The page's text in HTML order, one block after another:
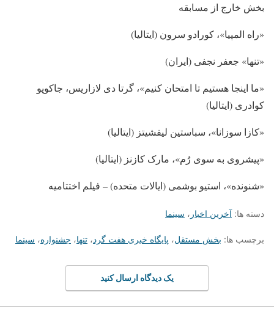
بخش خارج از مسابقه
«راه المپیا»، کورادو سرون (ایتالیا)
«تنها» جعفر نجفی (ایران)
«ما اینجا هستیم تا امتحان کنیم»، گرتا دی لازاریس، جاکوپو
کوادری (ایتالیا)
«کازا سوزانا»، سباستین لیفشیتز (ایتالیا)
«پیشروی به سوی رُم»، مارک کازنز (ایتالیا)
«شنونده»، استیو بوشمی (ایالات متحده) – فیلم اختتامیه
دسته ها: آخرین اخبار ، سینما
برچسب ها: بخش مستقل، پایگاه خبری هفت گرد، تنها، جشنواره، سینما
یک دیدگاه ارسال کنید